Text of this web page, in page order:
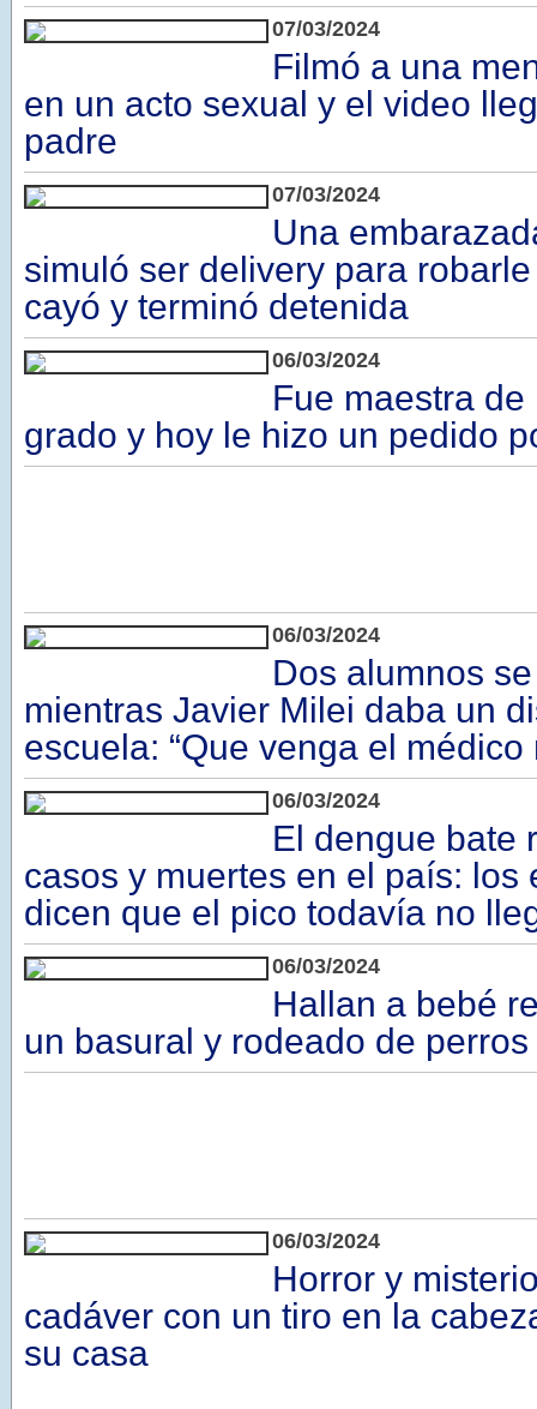
07/03/2024
Filmó a una
en un acto sexual y el video
padre
07/03/2024
Una
simuló ser delivery para
cayó y terminó detenida
06/03/2024
Fue maestra
grado y hoy le hizo un pedido
06/03/2024
Dos alumnos
mientras Javier Milei daba un
escuela: “Que venga el médico
06/03/2024
El dengue bate
casos y muertes en el país: los
dicen que el pico todavía no
06/03/2024
Hallan a bebé
un basural y rodeado de perros
06/03/2024
Horror y
cadáver con un tiro en la
su casa